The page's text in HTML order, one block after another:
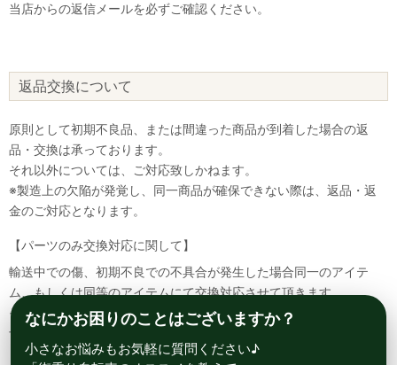
当店からの返信メールを必ずご確認ください。
返品交換について
原則として初期不良品、または間違った商品が到着した場合の返
品・交換は承っております。
それ以外については、ご対応致しかねます。
※製造上の欠陥が発覚し、同一商品が確保できない際は、返品・返
金のご対応となります。
【パーツのみ交換対応に関して】
輸送中での傷、初期不良での不具合が発生した場合同一のアイテ
ム、もしくは同等のアイテムにて交換対応させて頂きます。
その場合該当部品を着払いにて返送して頂く必要が御座いますので
予めご了承ください。
なにかお困りのことはございますか？
小さなお悩みもお気軽に質問ください♪